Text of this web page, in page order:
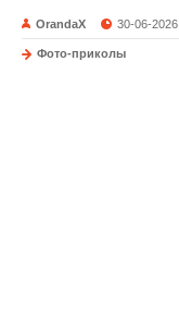
OrandaX 30-06-2026
Фото-приколы